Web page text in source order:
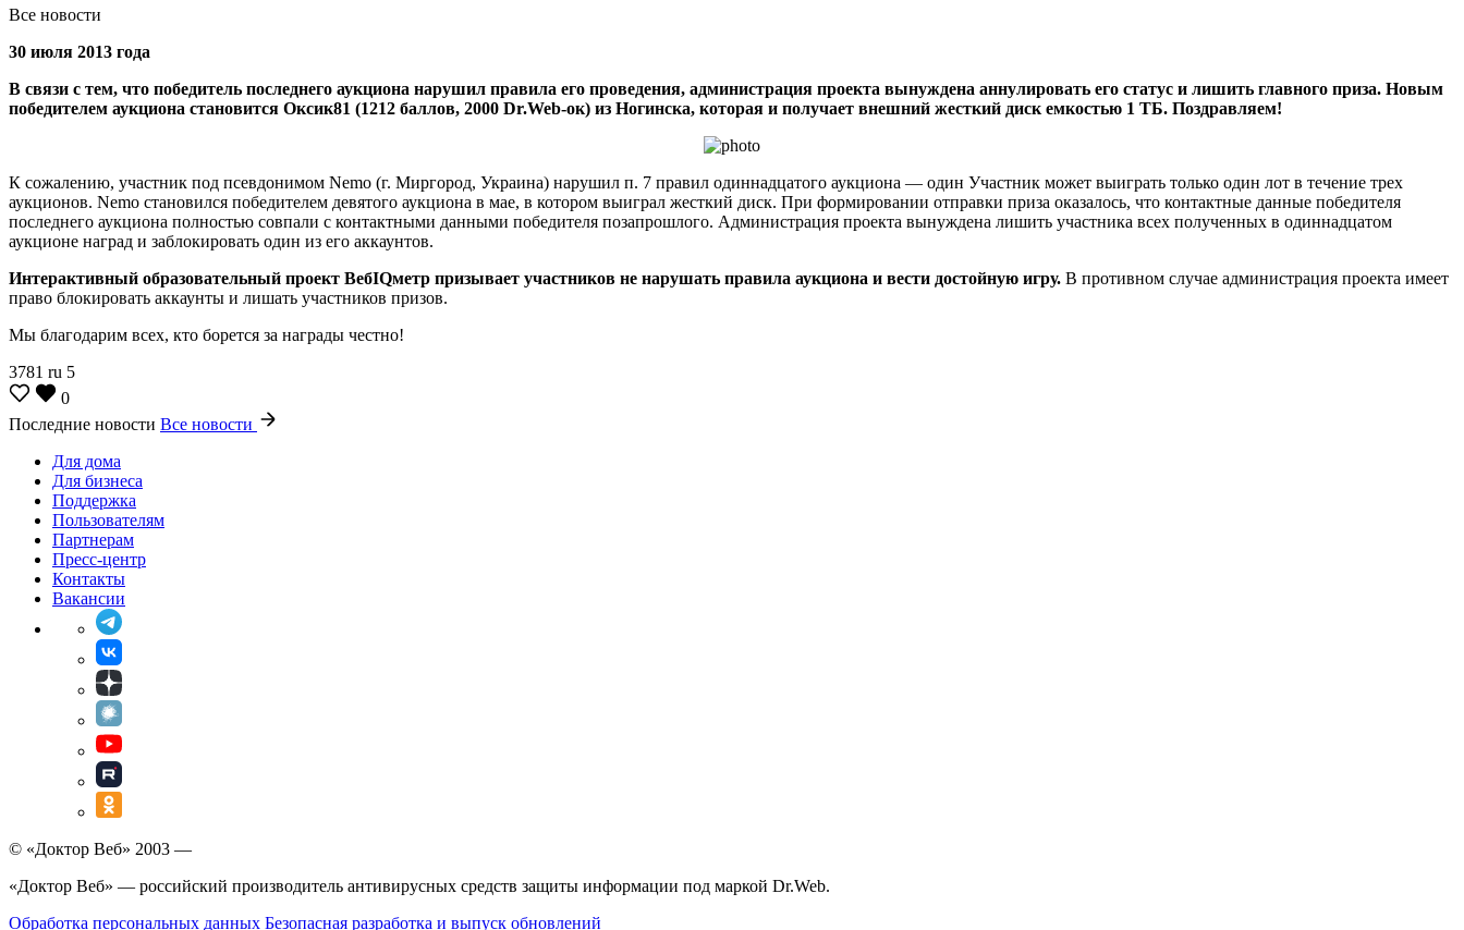
Все новости
30 июля 2013 года
В связи с тем, что победитель последнего аукциона нарушил правила его проведения, администрация проекта вынуждена аннулировать его статус и лишить главного приза. Новым
победителем аукциона становится Оксик81 (1212 баллов, 2000 Dr.Web-ок) из Ногинска, которая и получает внешний жесткий диск емкостью 1 ТБ. Поздравляем!
К сожалению, участник под псевдонимом Nemo (г. Миргород, Украина) нарушил п. 7 правил одиннадцатого аукциона — один Участник может выиграть только один лот в течение трех
аукционов. Nemo становился победителем девятого аукциона в мае, в котором выиграл жесткий диск. При формировании отправки приза оказалось, что контактные данные победителя
последнего аукциона полностью совпали с контактными данными победителя позапрошлого. Администрация проекта вынуждена лишить участника всех полученных в одиннадцатом
аукционе наград и заблокировать один из его аккаунтов.
Интерактивный образовательный проект ВебIQметр призывает участников не нарушать правила аукциона и вести достойную игру. В противном случае администрация проекта имеет
право блокировать аккаунты и лишать участников призов.
Мы благодарим всех, кто борется за награды честно!
3781 ru 5
0
Последние новости Все новости
Для дома
Для бизнеса
Поддержка
Пользователям
Партнерам
Пресс-центр
Контакты
Вакансии
© «Доктор Веб» 2003 —
«Доктор Веб» — российский производитель антивирусных средств защиты информации под маркой Dr.Web.
Обработка персональных данных Безопасная разработка и выпуск обновлений